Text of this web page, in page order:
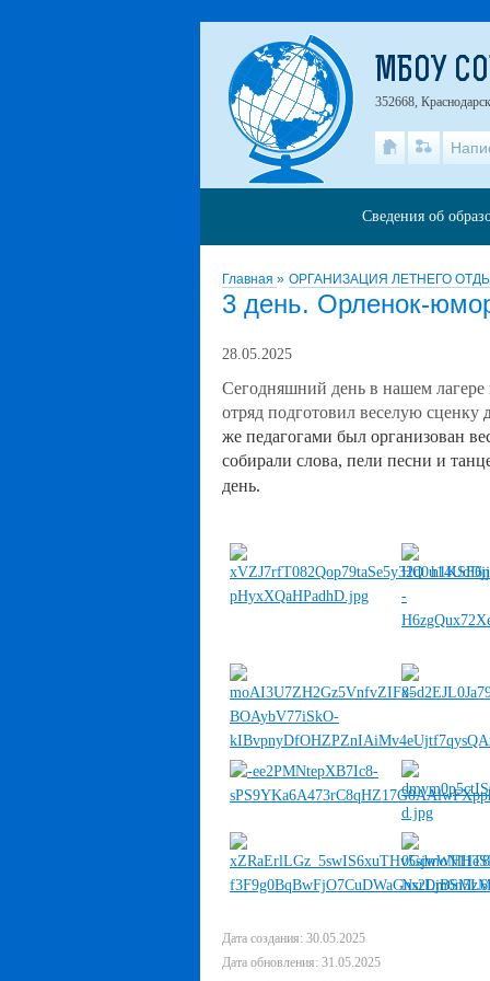
Главная » ОРГАНИЗАЦИЯ ЛЕТНЕГО
3 день. Орленок-
28.05.2025
Сегодняшний день в нашем
отряд подготовил веселую сценку
же педагогами был организован
собирали слова, пели песни и
день.
Дата создания: 30.05.2025
Дата обновления: 31.05.2025
МБОУ
352668,
Сведения об